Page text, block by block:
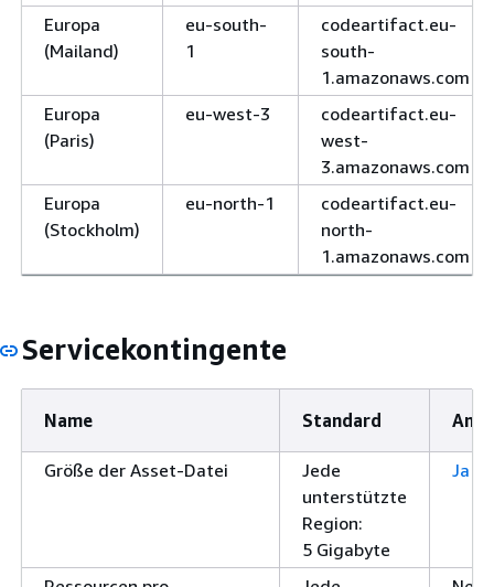
Europa
(Mailand)
eu-south-
1
codeartifact.eu-
south-
1.amazonaws.com
Europa
(Paris)
eu-west-3
codeartifact.eu-
west-
3.amazonaws.com
Europa
(Stockholm)
eu-north-1
codeartifact.eu-
north-
1.amazonaws.com
Servicekontingente
Name Standard
Größe der Asset-Datei
Jede
unterstützte
Region:
5 Gigabyte
Ja